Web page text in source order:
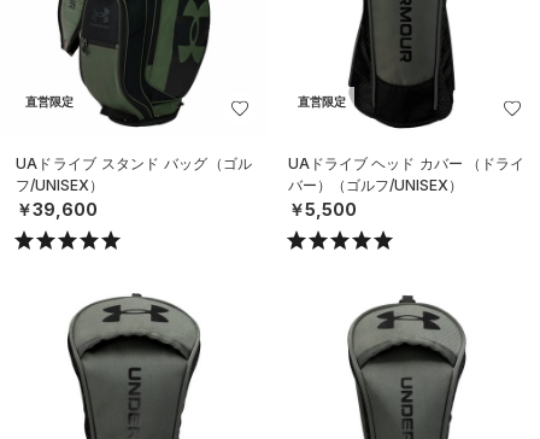
直営限定
UAドライブ スタンド バッグ（ゴル
フ/UNISEX）
￥39,600
直営限定
UAドライブ ヘッド カバー （ドライ
バー）（ゴルフ/UNISEX）
￥5,500